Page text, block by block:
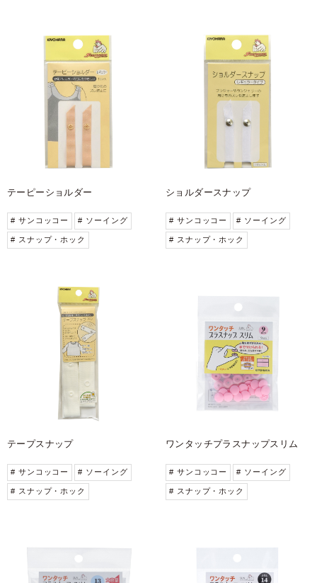
テーピーショルダー
# サンコッコー # ソーイング
# スナップ・ホック
ショルダースナップ
# サンコッコー # ソーイング
# スナップ・ホック
テープスナップ
# サンコッコー # ソーイング
# スナップ・ホック
ワンタッチプラスナップスリム
# サンコッコー # ソーイング
# スナップ・ホック